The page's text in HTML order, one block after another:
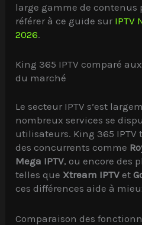
large gamme de contenus
référer à ce guide sur IPTV
2026.
King 365 IPTV comparé
du marché
Le secteur IPTV s’est
nombreux services se
utilisateurs. King 365 IPTV
des concurrents comme
Mega IPTV, ou encore des
telles que Xtream IPTV et
ces différences aide à
Comparaison des